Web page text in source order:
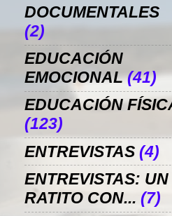
DOCUMENTALES
(2)
EDUCACIÓN
EMOCIONAL (41)
EDUCACIÓN
(123)
ENTREVISTAS (4)
ENTREVISTAS: UN
RATITO CON... (7)